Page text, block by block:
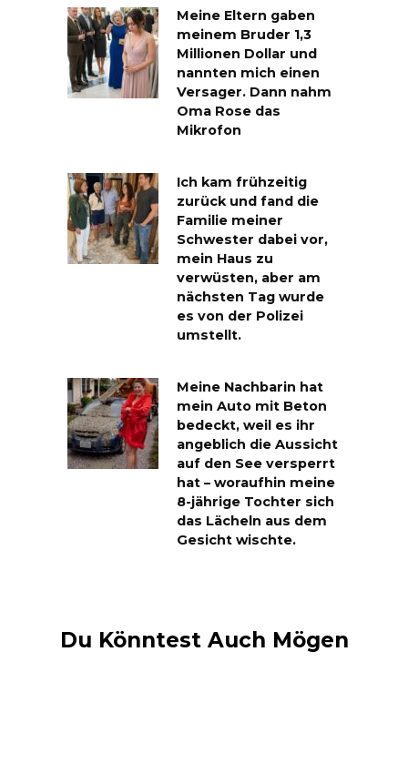
Meine Eltern gaben
meinem Bruder 1,3
Millionen Dollar und
nannten mich einen
Versager. Dann nahm
Oma Rose das
Mikrofon
Ich kam frühzeitig
zurück und fand die
Familie meiner
Schwester dabei vor,
mein Haus zu
verwüsten, aber am
nächsten Tag wurde
es von der Polizei
umstellt.
Meine Nachbarin hat
mein Auto mit Beton
bedeckt, weil es ihr
angeblich die Aussicht
auf den See versperrt
hat – woraufhin meine
8-jährige Tochter sich
das Lächeln aus dem
Gesicht wischte.
Du Könntest Auch Mögen